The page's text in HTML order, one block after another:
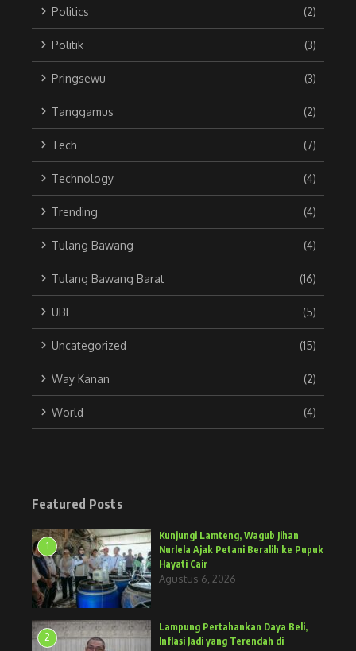
Politics (2)
Politik (3)
Pringsewu (3)
Tanggamus (2)
Tech (7)
Technology (4)
Trending (4)
Tulang Bawang (4)
Tulang Bawang Barat (16)
UBL (5)
Uncategorized (15)
Way Kanan (2)
World (4)
Featured Posts
1
Kunjungi Lamteng, Wagub Jihan
Nurlela Ajak Petani Beralih ke Pupuk
Hayati Cair
Agustus 6, 2026
2
Lampung Pertahankan Daya Beli,
Inflasi Jadi yang Terendah di